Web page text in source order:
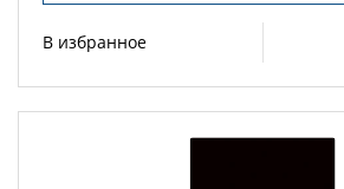
В избранное